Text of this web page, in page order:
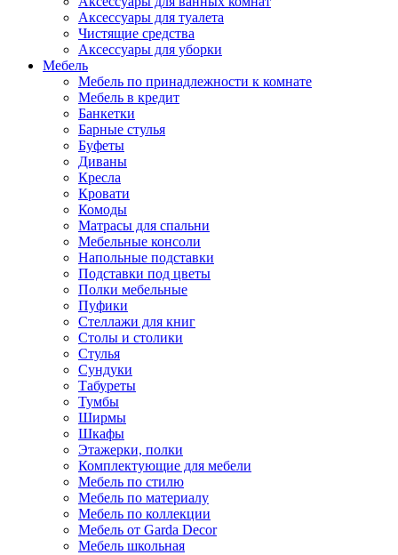
Аксессуары для туалета
Чистящие средства
Аксессуары для уборки
Мебель
Мебель по принадлежности к комнате
Мебель в кредит
Банкетки
Барные стулья
Буфеты
Диваны
Кресла
Кровати
Комоды
Матрасы для спальни
Мебельные консоли
Напольные подставки
Подставки под цветы
Полки мебельные
Пуфики
Стеллажи для книг
Столы и столики
Стулья
Сундуки
Табуреты
Тумбы
Ширмы
Шкафы
Этажерки, полки
Комплектующие для мебели
Мебель по стилю
Мебель по материалу
Мебель по коллекции
Мебель от Garda Decor
Мебель школьная